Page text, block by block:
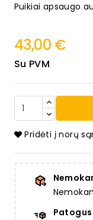
Puikiai apsaugo
43,00 €
Su PVM
Pridėti į norų